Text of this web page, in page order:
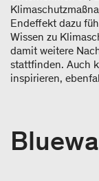
Endeffekt dazu
Wissen zu
damit weitere
stattfinden. Auch
inspirieren,